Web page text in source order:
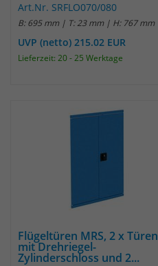
Art.Nr. SRFLO070/080
B: 695 mm | T: 23 mm | H: 767 mm
UVP (netto) 215.02 EUR
Lieferzeit: 20 - 25 Werktage
Flügeltüren MRS, 2 x Türen
mit Drehriegel-
Zylinderschloss und 2...